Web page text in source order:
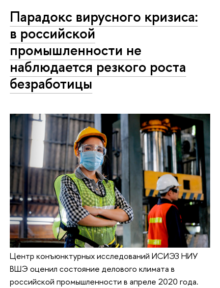
Парадокс вирусного кризиса:
в российской
промышленности не
наблюдается резкого роста
безработицы
Центр конъюнктурных исследований ИСИЭЗ НИУ
ВШЭ оценил состояние делового климата в
российской промышленности в апреле 2020 года.